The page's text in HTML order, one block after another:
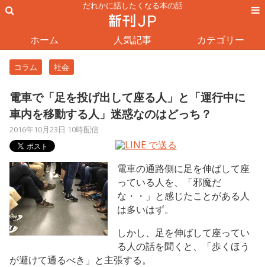
だれかに話したくなる本の話
ホーム 人気記事 カテゴリー
コラム 社会
電車で「足を投げ出して座る人」と「運行中に
車内を移動する人」迷惑なのはどっち？
2016年10月23日 10時配信
電車の通路側に足を伸ばして座
っている人を、「邪魔だ
な・・」と感じたことがある人
は多いはず。
しかし、足を伸ばして座ってい
る人の話を聞くと、「歩くほう
が避けて通るべき」と主張する。